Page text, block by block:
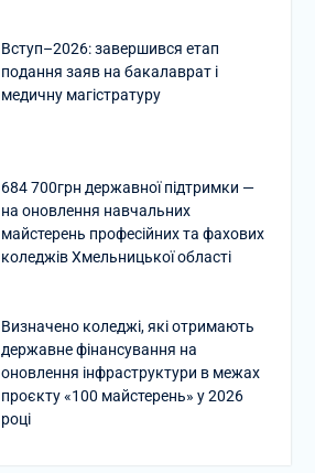
Вступ–2026: завершився етап
подання заяв на бакалаврат і
медичну магістратуру
684 700грн державної підтримки —
на оновлення навчальних
майстерень професійних та фахових
коледжів Хмельницької області
Визначено коледжі, які отримають
державне фінансування на
оновлення інфраструктури в межах
проєкту «100 майстерень» у 2026
році